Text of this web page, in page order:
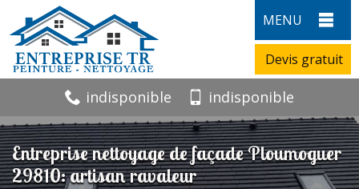
MENU
Devis gratuit
indisponible indisponible
Entreprise nettoyage de façade Ploumoguer
29810: artisan ravaleur